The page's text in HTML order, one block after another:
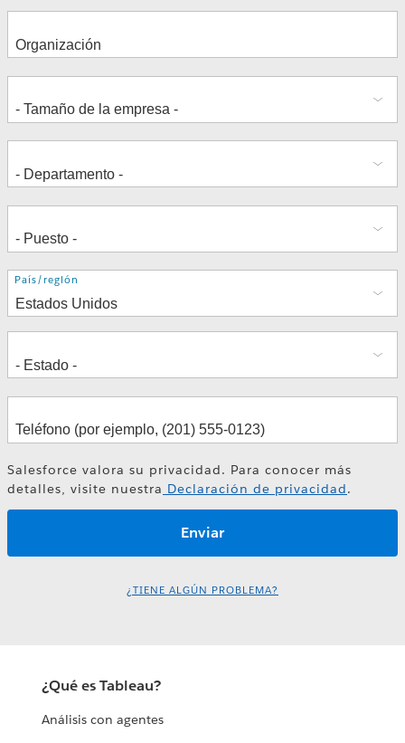
Dirección
País/región
Salesforce valora su privacidad. Para conocer más
detalles, visite nuestra Declaración de privacidad.
¿TIENE ALGÚN PROBLEMA?
¿Qué es Tableau?
Análisis con agentes